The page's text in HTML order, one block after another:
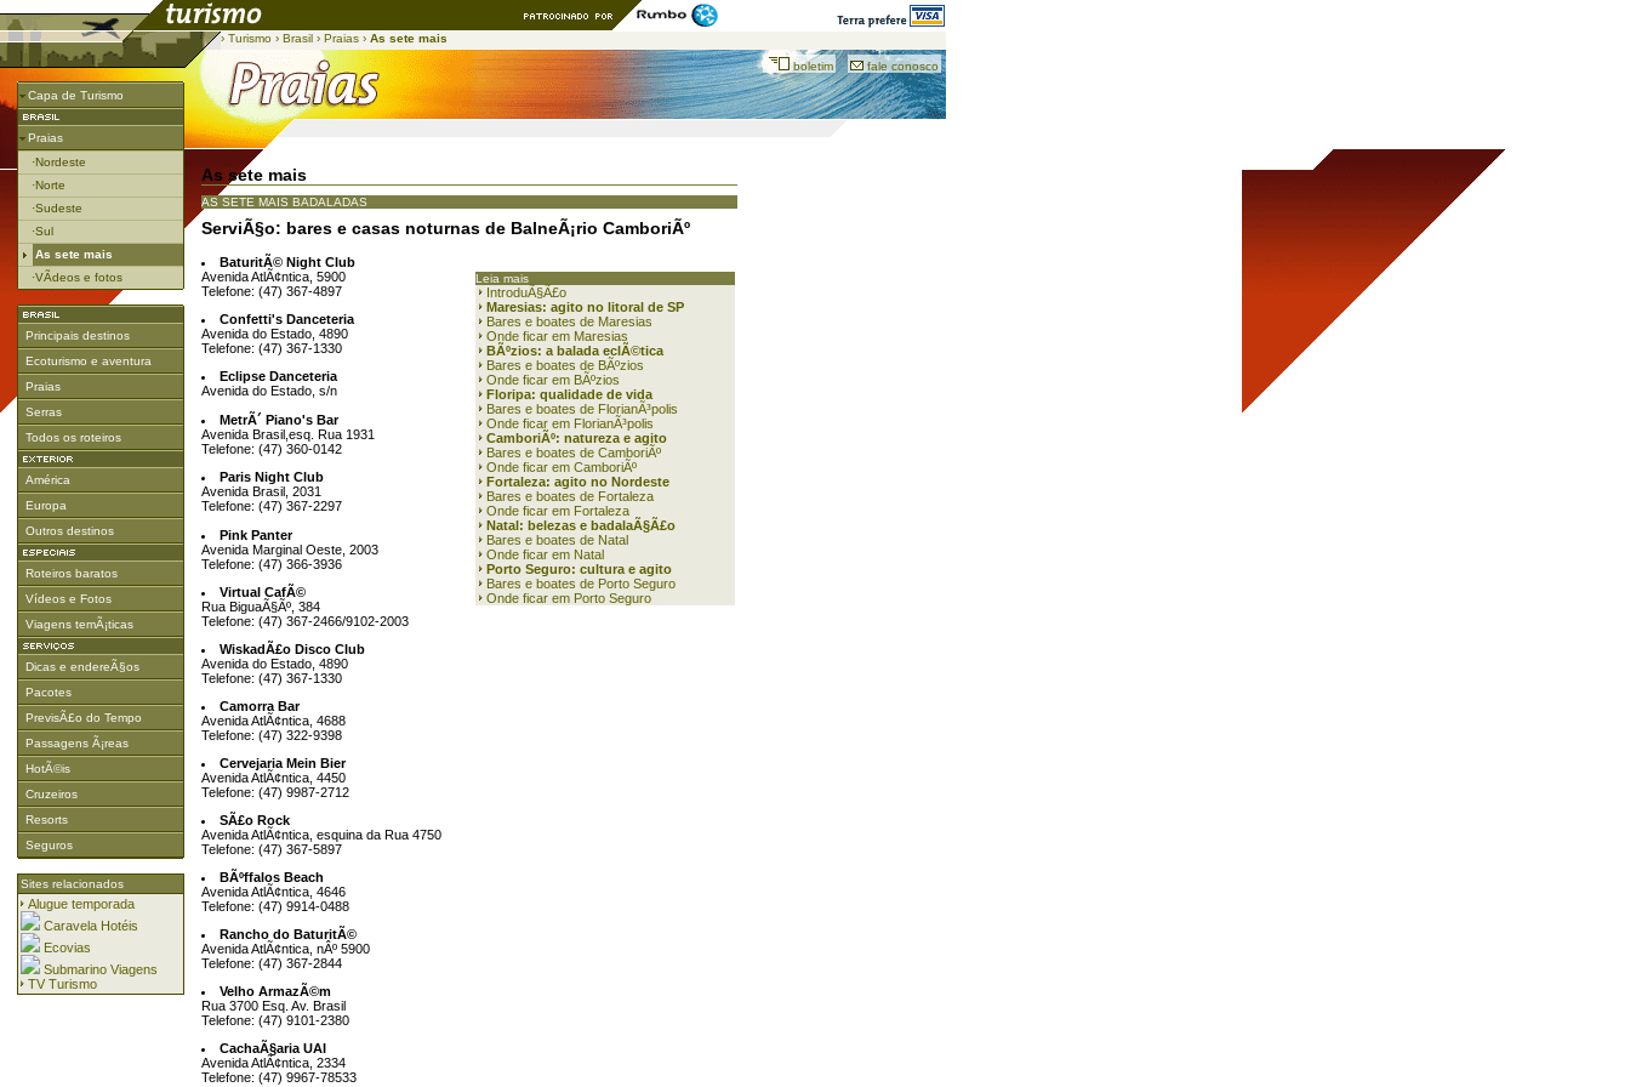
› Turismo › Brasil › Praias › As sete mais
boletim fale conosco
Capa de Turismo
Praias
·Nordeste
·Norte
·Sudeste
·Sul
As sete mais
·VÃ­deos e fotos
Principais destinos
Ecoturismo e aventura
Praias
Serras
Todos os roteiros
América
Europa
Outros destinos
Roteiros baratos
Vídeos e Fotos
Viagens temÃ¡ticas
Dicas e endereÃ§os
Pacotes
PrevisÃ£o do Tempo
Passagens Ã¡reas
HotÃ©is
Cruzeiros
Resorts
Seguros
Sites relacionados
Alugue temporada
Caravela Hotéis
Ecovias
Submarino Viagens
TV Turismo
As sete mais
AS SETE MAIS BADALADAS
ServiÃ§o: bares e casas noturnas de BalneÃ¡rio CamboriÃº
Leia mais
IntroduÃ§Ã£o
Maresias: agito no litoral de SP
Bares e boates de Maresias
Onde ficar em Maresias
BÃºzios: a balada eclÃ©tica
Bares e boates de BÃºzios
Onde ficar em BÃºzios
Floripa: qualidade de vida
Bares e boates de FlorianÃ³polis
Onde ficar em FlorianÃ³polis
CamboriÃº: natureza e agito
Bares e boates de CamboriÃº
Onde ficar em CamboriÃº
Fortaleza: agito no Nordeste
Bares e boates de Fortaleza
Onde ficar em Fortaleza
Natal: belezas e badalaÃ§Ã£o
Bares e boates de Natal
Onde ficar em Natal
Porto Seguro: cultura e agito
Bares e boates de Porto Seguro
Onde ficar em Porto Seguro
BaturitÃ© Night Club
Avenida AtlÃ¢ntica, 5900
Telefone: (47) 367-4897
Confetti's Danceteria
Avenida do Estado, 4890
Telefone: (47) 367-1330
Eclipse Danceteria
Avenida do Estado, s/n
MetrÃ´ Piano's Bar
Avenida Brasil,esq. Rua 1931
Telefone: (47) 360-0142
Paris Night Club
Avenida Brasil, 2031
Telefone: (47) 367-2297
Pink Panter
Avenida Marginal Oeste, 2003
Telefone: (47) 366-3936
Virtual CafÃ©
Rua BiguaÃ§Ãº, 384
Telefone: (47) 367-2466/9102-2003
WiskadÃ£o Disco Club
Avenida do Estado, 4890
Telefone: (47) 367-1330
Camorra Bar
Avenida AtlÃ¢ntica, 4688
Telefone: (47) 322-9398
Cervejaria Mein Bier
Avenida AtlÃ¢ntica, 4450
Telefone: (47) 9987-2712
SÃ£o Rock
Avenida AtlÃ¢ntica, esquina da Rua 4750
Telefone: (47) 367-5897
BÃºffalos Beach
Avenida AtlÃ¢ntica, 4646
Telefone: (47) 9914-0488
Rancho do BaturitÃ©
Avenida AtlÃ¢ntica, nÂº 5900
Telefone: (47) 367-2844
Velho ArmazÃ©m
Rua 3700 Esq. Av. Brasil
Telefone: (47) 9101-2380
CachaÃ§aria UAI
Avenida AtlÃ¢ntica, 2334
Telefone: (47) 9967-78533